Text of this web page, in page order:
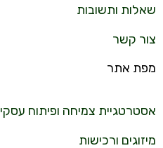
שאלות ותשובות
צור קשר
מפת אתר
אסטרטגיית צמיחה ופיתוח עסקי
מיזוגים ורכישות